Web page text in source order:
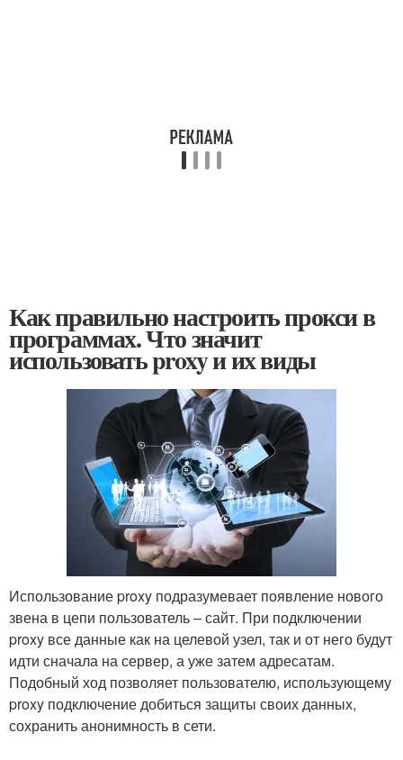
Как правильно настроить прокси в
программах. Что значит
использовать proxy и их виды
Использование proxy подразумевает появление нового
звена в цепи пользователь – сайт. При подключении
proxy все данные как на целевой узел, так и от него будут
идти сначала на сервер, а уже затем адресатам.
Подобный ход позволяет пользователю, использующему
proxy подключение добиться защиты своих данных,
сохранить анонимность в сети.